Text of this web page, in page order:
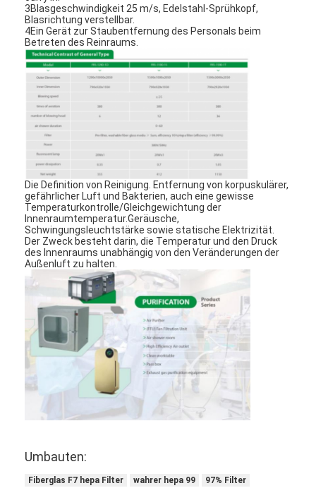
Produkte
Über uns
Werksbesichtigung
3Blasgeschwindigkeit 25 m/s, Edelstahl-Sprühkopf,
Blasrichtung verstellbar.
4Ein Gerät zur Staubentfernung des Personals beim
Betreten des Reinraums.
Die Definition von Reinigung. Entfernung von korpuskulärer,
gefährlicher Luft und Bakterien, auch eine gewisse
Temperaturkontrolle/Gleichgewichtung der
Innenraumtemperatur.Geräusche,
Schwingungsleuchtstärke sowie statische Elektrizität.
Der Zweck besteht darin, die Temperatur und den Druck
des Innenraums unabhängig von den Veränderungen der
Außenluft zu halten.
Umbauten:
Fiberglas F7 hepa Filter wahrer hepa 99 97% Filter